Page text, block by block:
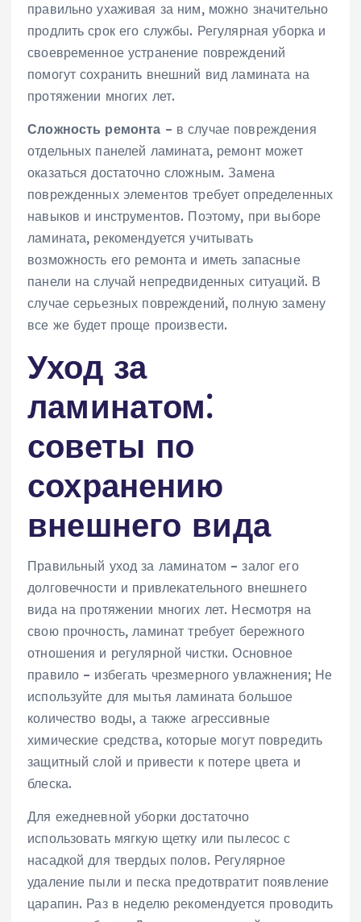
правильно ухаживая за ним, можно значительно
продлить срок его службы. Регулярная уборка и
своевременное устранение повреждений
помогут сохранить внешний вид ламината на
протяжении многих лет.
Сложность ремонта – в случае повреждения
отдельных панелей ламината, ремонт может
оказаться достаточно сложным. Замена
поврежденных элементов требует определенных
навыков и инструментов. Поэтому, при выборе
ламината, рекомендуется учитывать
возможность его ремонта и иметь запасные
панели на случай непредвиденных ситуаций. В
случае серьезных повреждений, полную замену
все же будет проще произвести.
Уход за
ламинатом⁚
советы по
сохранению
внешнего вида
Правильный уход за ламинатом – залог его
долговечности и привлекательного внешнего
вида на протяжении многих лет. Несмотря на
свою прочность, ламинат требует бережного
отношения и регулярной чистки. Основное
правило – избегать чрезмерного увлажнения; Не
используйте для мытья ламината большое
количество воды, а также агрессивные
химические средства, которые могут повредить
защитный слой и привести к потере цвета и
блеска.
Для ежедневной уборки достаточно
использовать мягкую щетку или пылесос с
насадкой для твердых полов. Регулярное
удаление пыли и песка предотвратит появление
царапин. Раз в неделю рекомендуется проводить